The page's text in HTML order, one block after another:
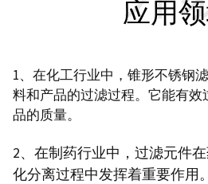
应用
1、在化工行业中，锥形不锈钢
料和产品的过滤过程。它能有
品的质量。
2、在制药行业中，过滤元件
化分离过程中发挥着重要作用